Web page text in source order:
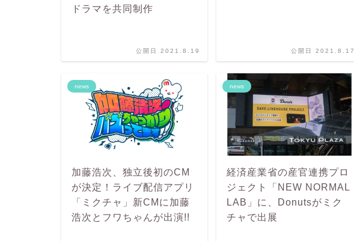
ドラマを共同制作
公開日 2021.8.19 公開日 2021.8.17
news
加藤浩次、独立後初のCM
が決定！ライブ配信アプリ
「ミクチャ」新CMに加藤
浩次とフワちゃんが出演!!
news
経済産業省の産官連携プロ
ジェクト「NEW NORMAL
LAB」に、Donutsがミク
チャで出展